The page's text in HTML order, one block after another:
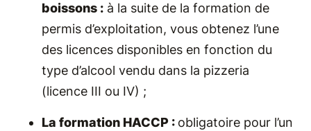
boissons : à la suite de la formation de
permis d’exploitation, vous obtenez l’une
des licences disponibles en fonction du
type d’alcool vendu dans la pizzeria
(licence III ou IV) ;
La formation HACCP : obligatoire pour l’un